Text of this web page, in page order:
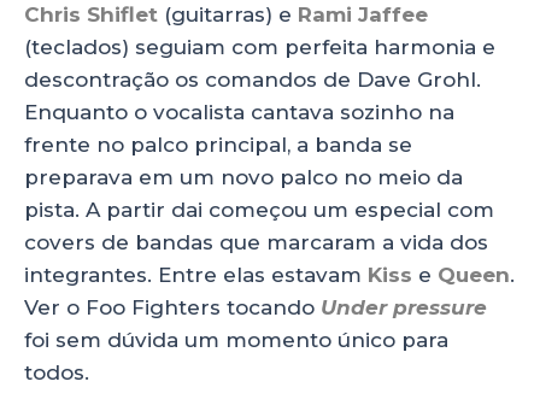
Chris Shiflet (guitarras) e Rami Jaffee
(teclados) seguiam com perfeita harmonia e
descontração os comandos de Dave Grohl.
Enquanto o vocalista cantava sozinho na
frente no palco principal, a banda se
preparava em um novo palco no meio da
pista. A partir dai começou um especial com
covers de bandas que marcaram a vida dos
integrantes. Entre elas estavam Kiss e Queen.
Ver o Foo Fighters tocando Under pressure
foi sem dúvida um momento único para
todos.